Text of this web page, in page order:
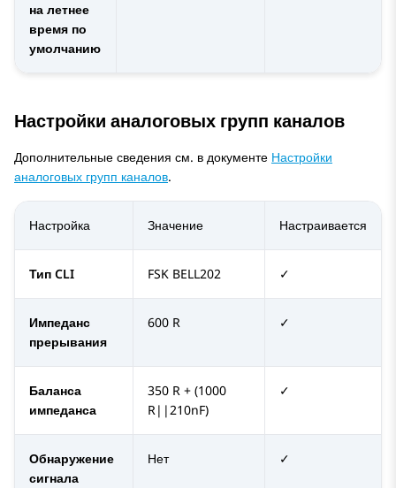
на летнее
время по
умолчанию
Настройки аналоговых групп каналов
Дополнительные сведения см. в документе Настройки
аналоговых групп каналов.
Настройка Значение Настраивается
Тип CLI FSK BELL202 ✓
Импеданс
прерывания
600 R ✓
Баланса
импеданса
350 R + (1000
R||210nF)
✓
Обнаружение
сигнала
Нет ✓